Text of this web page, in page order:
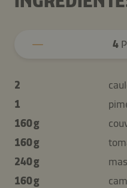
4
2
1
160 g
160 g
240 g
160 g